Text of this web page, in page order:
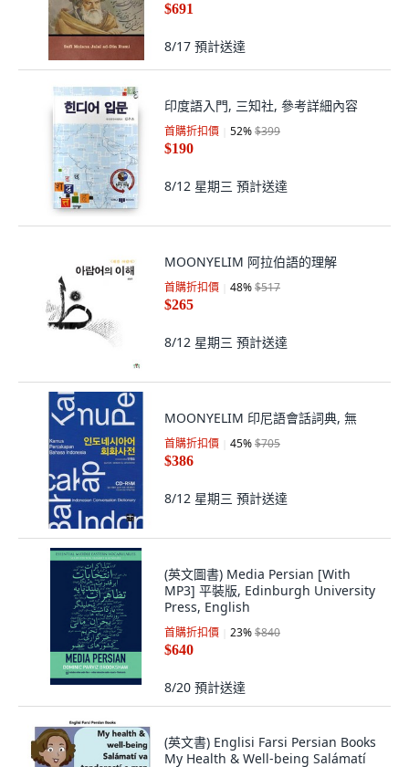
$691
8/17 預計送達
印度語入門, 三知社, 參考詳細內容
首購折扣價 52%$399
$190
8/12 星期三 預計送達
MOONYELIM 阿拉伯語的理解
首購折扣價 48%$517
$265
8/12 星期三 預計送達
MOONYELIM 印尼語會話詞典, 無
首購折扣價 45%$705
$386
8/12 星期三 預計送達
(英文圖書) Media Persian [With
MP3] 平裝版, Edinburgh University
Press, English
首購折扣價 23%$840
$640
8/20 預計送達
(英文書) Englisi Farsi Persian Books
My Health & Well-being Salámatí